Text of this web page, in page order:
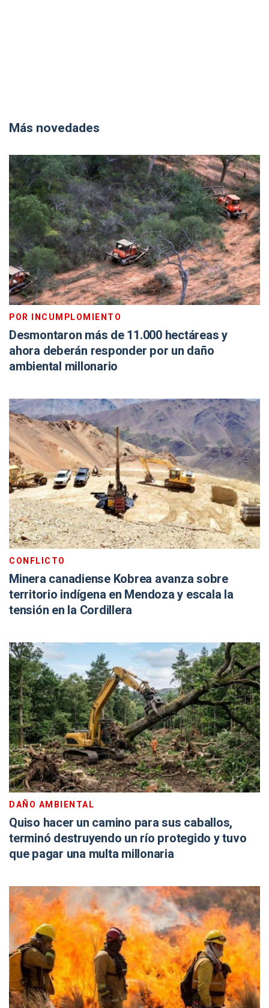
Más novedades
POR INCUMPLOMIENTO
Desmontaron más de 11.000 hectáreas y
ahora deberán responder por un daño
ambiental millonario
CONFLICTO
Minera canadiense Kobrea avanza sobre
territorio indígena en Mendoza y escala la
tensión en la Cordillera
DAÑO AMBIENTAL
Quiso hacer un camino para sus caballos,
terminó destruyendo un río protegido y tuvo
que pagar una multa millonaria